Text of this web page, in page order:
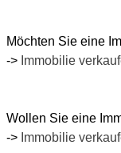
Möchten Sie eine
-> Immobilie
Wollen Sie eine
-> Immobilie